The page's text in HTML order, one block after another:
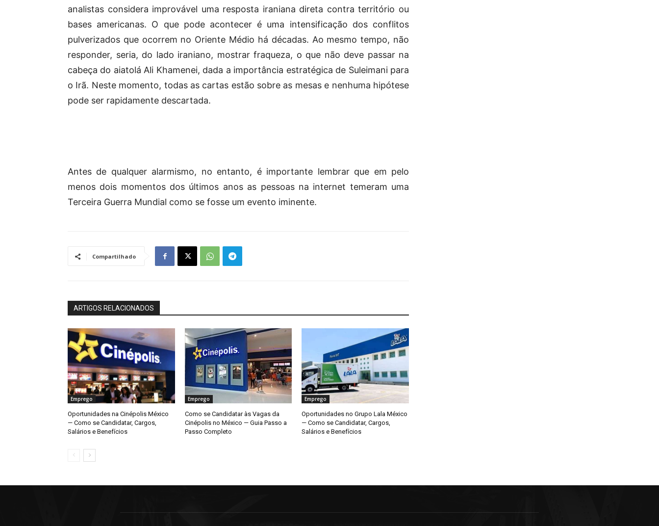
analistas considera improvável uma resposta iraniana direta contra território ou
bases americanas. O que pode acontecer é uma intensificação dos conflitos
pulverizados que ocorrem no Oriente Médio há décadas. Ao mesmo tempo, não
responder, seria, do lado iraniano, mostrar fraqueza, o que não deve passar na
cabeça do aiatolá Ali Khamenei, dada a importância estratégica de Suleimani para
o Irã. Neste momento, todas as cartas estão sobre as mesas e nenhuma hipótese
pode ser rapidamente descartada.
Antes de qualquer alarmismo, no entanto, é importante lembrar que em pelo
menos dois momentos dos últimos anos as pessoas na internet temeram uma
Terceira Guerra Mundial como se fosse um evento iminente.
Compartilhado
ARTIGOS RELACIONADOS
Emprego
Oportunidades na Cinépolis México
— Como se Candidatar, Cargos,
Salários e Benefícios
Emprego
Como se Candidatar às Vagas da
Cinépolis no México — Guia Passo a
Passo Completo
Emprego
Oportunidades no Grupo Lala México
— Como se Candidatar, Cargos,
Salários e Benefícios